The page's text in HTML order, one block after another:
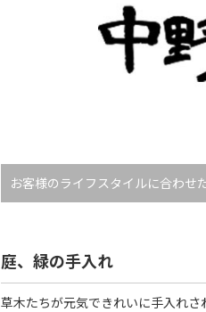
お客様のライフスタイルに合わせ
庭、緑の手入れ
草木たちが元気できれいに手入れさ